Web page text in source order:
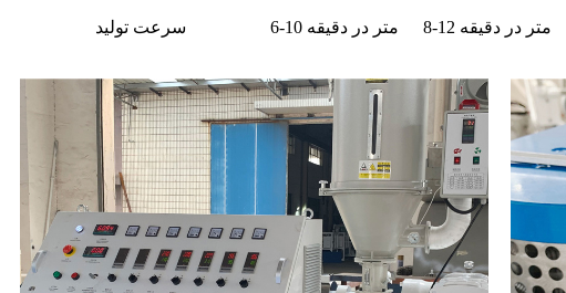
سرعت تولید 6-10 متر در دقیقه 8-12 متر در دقیقه